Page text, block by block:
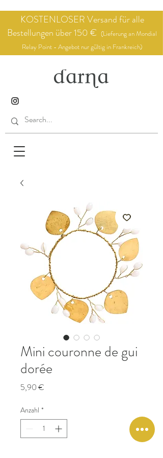
KOSTENLOSER Versand für alle
Bestellungen über 150 € (Lieferung an Mondial
Relay Point - Angebot nur gültig in Frankreich)
Mini couronne de gui
dorée
5,90 €
Anzahl *